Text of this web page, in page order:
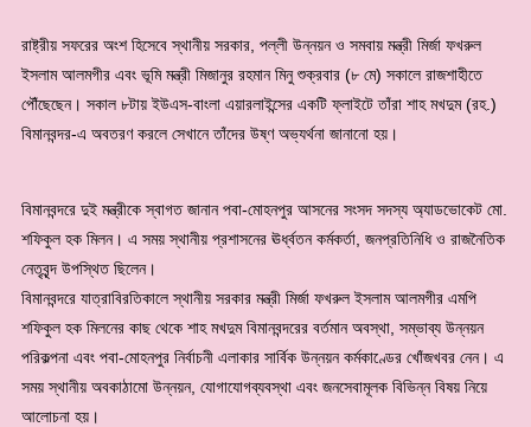
রাষ্ট্রীয় সফরের অংশ হিসেবে স্থানীয় সরকার, পল্লী উন্নয়ন ও সমবায় মন্ত্রী মির্জা ফখরুল
ইসলাম আলমগীর এবং ভূমি মন্ত্রী মিজানুর রহমান মিনু শুক্রবার (৮ মে) সকালে রাজশাহীতে
পৌঁছেছেন। সকাল ৮টায় ইউএস-বাংলা এয়ারলাইন্সের একটি ফ্লাইটে তাঁরা শাহ মখদুম (রহ.)
বিমানবন্দর-এ অবতরণ করলে সেখানে তাঁদের উষ্ণ অভ্যর্থনা জানানো হয়।
বিমানবন্দরে দুই মন্ত্রীকে স্বাগত জানান পবা-মোহনপুর আসনের সংসদ সদস্য অ্যাডভোকেট মো.
শফিকুল হক মিলন। এ সময় স্থানীয় প্রশাসনের ঊর্ধ্বতন কর্মকর্তা, জনপ্রতিনিধি ও রাজনৈতিক
নেতৃবৃন্দ উপস্থিত ছিলেন।
বিমানবন্দরে যাত্রাবিরতিকালে স্থানীয় সরকার মন্ত্রী মির্জা ফখরুল ইসলাম আলমগীর এমপি
শফিকুল হক মিলনের কাছ থেকে শাহ মখদুম বিমানবন্দরের বর্তমান অবস্থা, সম্ভাব্য উন্নয়ন
পরিকল্পনা এবং পবা-মোহনপুর নির্বাচনী এলাকার সার্বিক উন্নয়ন কর্মকাণ্ডের খোঁজখবর নেন। এ
সময় স্থানীয় অবকাঠামো উন্নয়ন, যোগাযোগব্যবস্থা এবং জনসেবামূলক বিভিন্ন বিষয় নিয়ে
আলোচনা হয়।